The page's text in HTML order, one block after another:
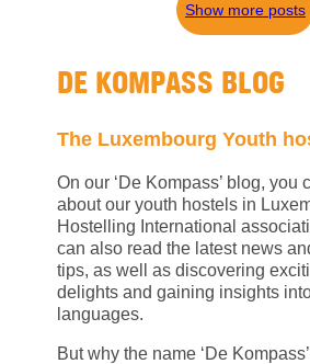
Show more posts
DE KOMPASS BLOG
The Luxembourg Youth
On our ‘De Kompass’ blog, you
about our youth hostels in
Hostelling International
can also read the latest news
tips, as well as discovering
delights and gaining insights
languages.
But why the name ‘De